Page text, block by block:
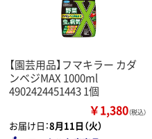
【園芸用品】フマキラー カダ
ンベジMAX 1000ml
4902424451443 1個
￥1,380（税込）
お届け日：8月11日（火）